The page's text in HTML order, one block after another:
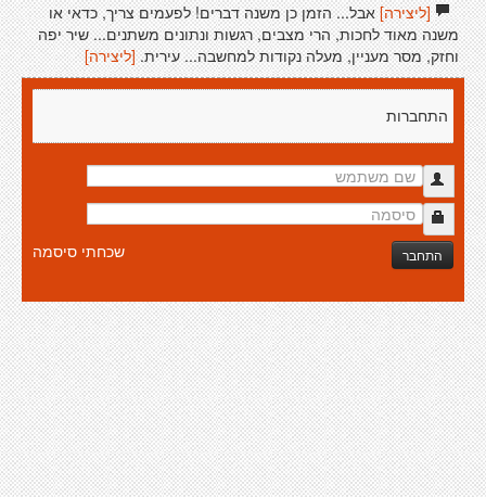
[ליצירה]אבל... הזמן כן משנה דברים! לפעמים צריך, כדאי או
משנה מאוד לחכות, הרי מצבים, רגשות ונתונים משתנים... שיר יפה
וחזק, מסר מעניין, מעלה נקודות למחשבה... עירית.[ליצירה]
התחברות
התחבר שכחתי סיסמה